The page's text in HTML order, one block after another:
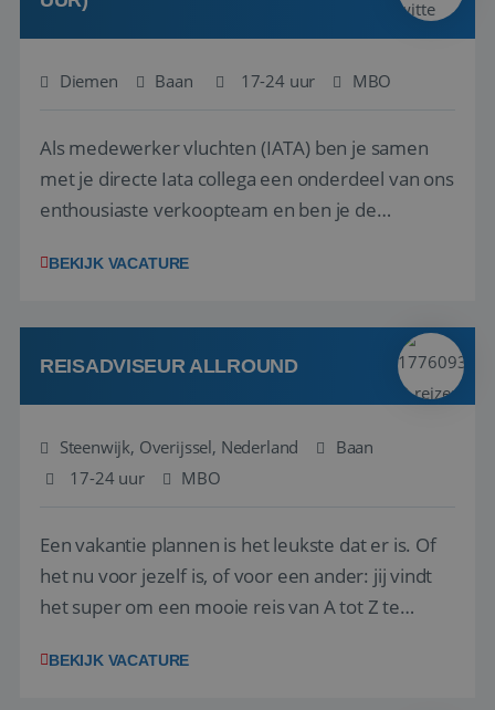
Diemen Baan 17-24 uur MBO
Als medewerker vluchten (IATA) ben je samen
met je directe Iata collega een onderdeel van ons
enthousiaste verkoopteam en ben je de
en tarieven waar je collega’s niet uitkomen.
kwaliteitsbewaking van alles wat met IATA te m...
BEKIJK VACATURE
REISADVISEUR ALLROUND
Steenwijk, Overijssel, Nederland
Baan
17-24 uur
MBO
Een vakantie plannen is het leukste dat er is. Of
het nu voor jezelf is, of voor een ander: jij vindt
het super om een mooie reis van A tot Z te
vakantiegangers de meest prachtige plekjes op
BEKIJK VACATURE